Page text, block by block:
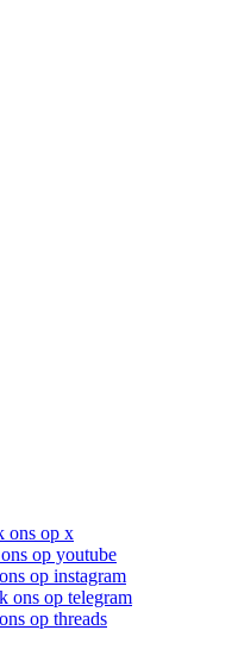
ons op x
op youtube
op instagram
ons op telegram
op threads